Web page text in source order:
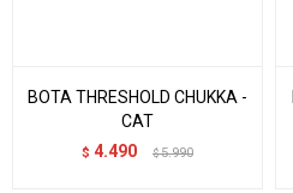
BOTA THRESHOLD CHUKKA -
CAT
$ 4.490 $ 5.990